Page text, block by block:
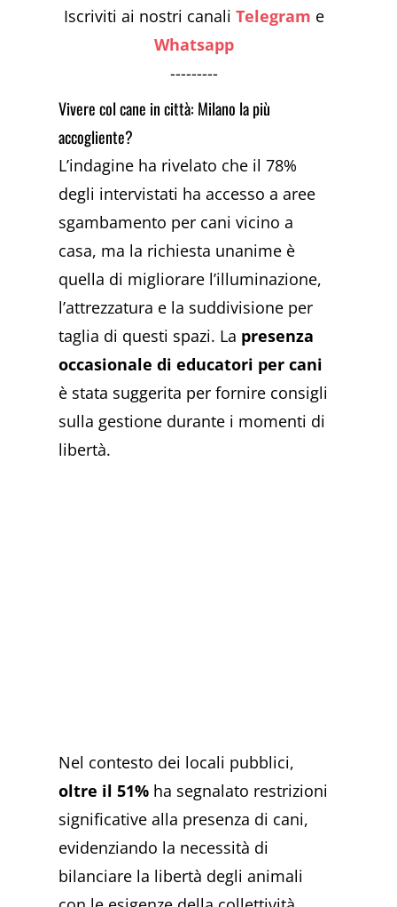
Iscriviti ai nostri canaliTelegram e
Whatsapp
---------
Vivere col cane in città: Milano la più
accogliente?
L’indagine ha rivelato che il 78%
degli intervistati ha accesso a aree
sgambamento per cani vicino a
casa, ma la richiesta unanime è
quella di migliorare l’illuminazione,
l’attrezzatura e la suddivisione per
taglia di questi spazi. La presenza
occasionale di educatori per cani
è stata suggerita per fornire consigli
sulla gestione durante i momenti di
libertà.
Nel contesto dei locali pubblici,
oltre il 51% ha segnalato restrizioni
significative alla presenza di cani,
evidenziando la necessità di
bilanciare la libertà degli animali